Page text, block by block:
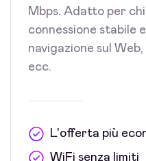
Mbps. Adatto per
connessione stabile
navigazione sul
ecc.
L'offerta più
WiFi senza limiti